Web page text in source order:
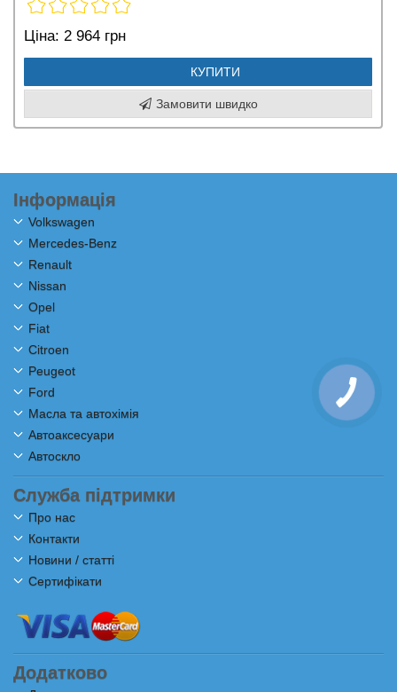
Ціна: 2 964 грн
КУПИТИ
Замовити швидко
Інформація
Volkswagen
Mercedes-Benz
Renault
Nissan
Opel
Fiat
Citroen
Peugeot
Ford
Масла та автохімія
Автоаксесуари
Автоскло
Служба підтримки
Про нас
Контакти
Новини / статті
Сертифікати
Додатково